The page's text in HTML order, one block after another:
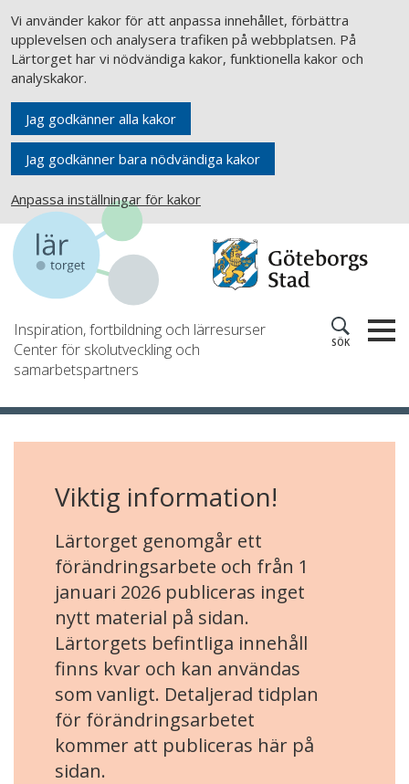
Vi använder kakor för att anpassa innehållet, förbättra
upplevelsen och analysera trafiken på webbplatsen. På
Lärtorget har vi nödvändiga kakor, funktionella kakor och
analyskakor.
Jag godkänner alla kakor
Jag godkänner bara nödvändiga kakor
Anpassa inställningar för kakor
Inspiration, fortbildning och lärresurser
Center för skolutveckling och
samarbetspartners
SÖK
Viktig information!
Lärtorget genomgår ett
förändringsarbete och från 1
januari 2026 publiceras inget
nytt material på sidan.
Lärtorgets befintliga innehåll
finns kvar och kan användas
som vanligt. Detaljerad tidplan
för förändringsarbetet
kommer att publiceras här på
sidan.